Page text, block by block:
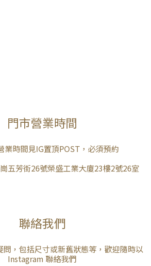
門市營業時間
業時間見IG置頂POST，必須預約
五芳街26號榮盛工業大廈23樓2號26室
聯絡我們
問，包括尺寸或新舊狀態等，歡迎隨時以
Instagram 聯絡我們